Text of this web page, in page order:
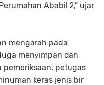
Ababil 2,” ujar
mengarah pada
menyimpan dan
pemeriksaan, petugas
keras jenis bir